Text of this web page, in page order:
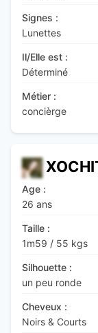
Signes :
Lunettes
Il/Elle est :
Déterminé
Métier :
concièrge
Age :
26 ans
Taille :
1m59 / 55 kgs
Silhouette :
un peu ronde
Cheveux :
Noirs & Courts